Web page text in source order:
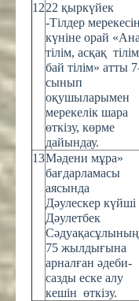
1222 қыркүйек
-Тілдер
күніне орай «Ана
тілім, асқақ
бай тілім» атты
сынып
оқушыларымен
мерекелік шара
өткізу, көрме
дайындау.
13Мәдени мұра»
бағдарламасы
аясында
Дәулескер күйші
Дәулетбек
Сәдуақасұлының
75 жылдығына
арналған әдеби-
сазды еске алу
кешін өткізу.